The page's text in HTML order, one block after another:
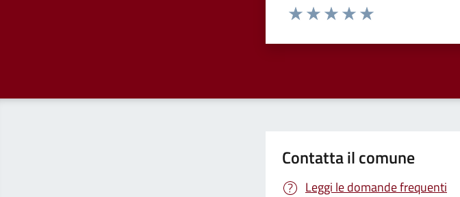
Valuta da 1 a 5 stelle la pagina
Contatta il comune
Leggi le domande frequenti